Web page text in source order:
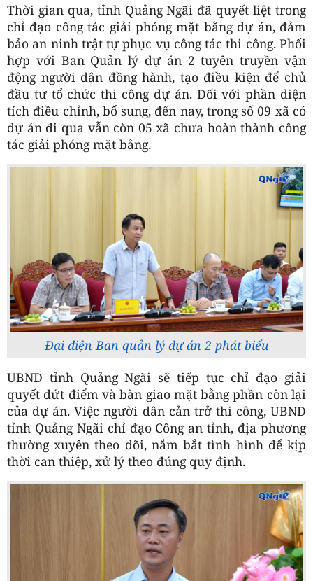
Thời gian qua, tỉnh Quảng Ngãi đã quyết liệt trong
chỉ đạo công tác giải phóng mặt bằng dự án, đảm
bảo an ninh trật tự phục vụ công tác thi công. Phối
hợp với Ban Quản lý dự án 2 tuyên truyền vận
động người dân đồng hành, tạo điều kiện để chủ
đầu tư tổ chức thi công dự án. Đối với phần diện
tích điều chỉnh, bổ sung, đến nay, trong số 09 xã có
dự án đi qua vẫn còn 05 xã chưa hoàn thành công
tác giải phóng mặt bằng.
Đại diện Ban quản lý dự án 2 phát biểu
UBND tỉnh Quảng Ngãi sẽ tiếp tục chỉ đạo giải
quyết dứt điểm và bàn giao mặt bằng phần còn lại
của dự án. Việc người dân cản trở thi công, UBND
tỉnh Quảng Ngãi chỉ đạo Công an tỉnh, địa phương
thường xuyên theo dõi, nắm bắt tình hình để kịp
thời can thiệp, xử lý theo đúng quy định.